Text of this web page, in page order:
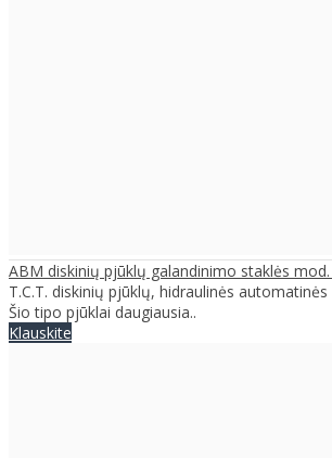
ABM diskinių pjūklų galandinimo staklės
T.C.T. diskinių pjūklų, hidraulinės
Šio tipo pjūklai daugiausia..
Klauskite